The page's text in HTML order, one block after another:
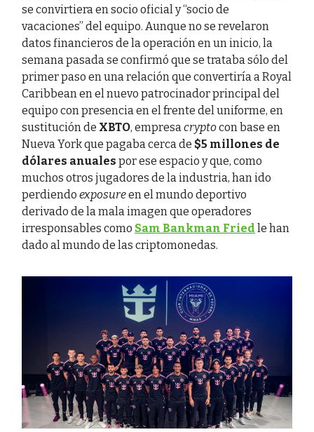
se convirtiera en socio oficial y “socio de
vacaciones” del equipo. Aunque no se revelaron
datos financieros de la operación en un inicio, la
semana pasada se confirmó que se trataba sólo del
primer paso en una relación que convertiría a Royal
Caribbean en el nuevo patrocinador principal del
equipo con presencia en el frente del uniforme, en
sustitución de XBTO, empresa cryptocon base en
Nueva York que pagaba cerca de $5 millones de
dólares anuales por ese espacio y que, como
muchos otros jugadores de la industria, han ido
perdiendo exposureen el mundo deportivo
derivado de la mala imagen que operadores
irresponsables como Sam Bankman Fried le han
dado al mundo de las criptomonedas.